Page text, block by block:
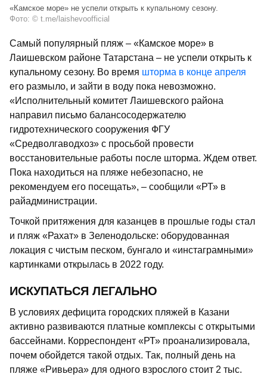
«Камское море» не успели открыть к купальному сезону.
Фото: © t.me/laishevoofficial
Самый популярный пляж – «Камское море» в
Лаишевском районе Татарстана – не успели открыть к
купальному сезону. Во время шторма в конце апреля
его размыло, и зайти в воду пока невозможно.
«Исполнительный комитет Лаишевского района
направил письмо балансосодержателю
гидротехнического сооружения ФГУ
«Средволгаводхоз» с просьбой провести
восстановительные работы после шторма. Ждем ответ.
Пока находиться на пляже небезопасно, не
рекомендуем его посещать», – сообщили «РТ» в
райадминистрации.
Точкой притяжения для казанцев в прошлые годы стал
и пляж «Рахат» в Зеленодольске: оборудованная
локация с чистым песком, бунгало и «инстаграмными»
картинками открылась в 2022 году.
ИСКУПАТЬСЯ ЛЕГАЛЬНО
В условиях дефицита городских пляжей в Казани
активно развиваются платные комплексы с открытыми
бассейнами. Корреспондент «РТ» проанализировала,
почем обойдется такой отдых. Так, полный день на
пляже «Ривьера» для одного взрослого стоит 2 тыс.